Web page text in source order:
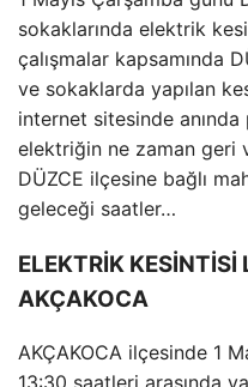
sokaklarında elektrik
çalışmalar kapsamında
ve sokaklarda yapılan
internet sitesinde anında
elektriğin ne zaman geri
DÜZCE ilçesine bağlı
geleceği saatler…
ELEKTRİK KESİNTİSİ
AKÇAKOCA
AKÇAKOCA ilçesinde 1